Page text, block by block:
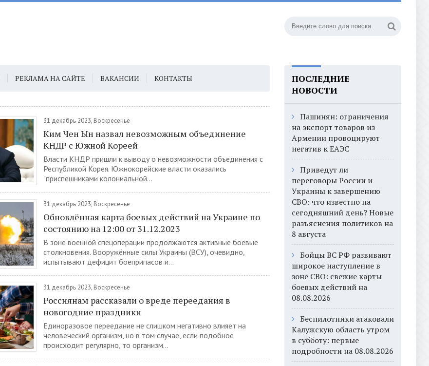
РЕКЛАМА НА САЙТЕ ВАКАНСИИ КОНТАКТЫ
31 декабрь 2023, Воскресенье
Ким Чен Ын назвал невозможным объединение
КНДР с Южной Кореей
Власти КНДР пришли к выводу о невозможности объединения с
Республикой Корея. Южнокорейские власти оказались
"приспешниками колониальной...
31 декабрь 2023, Воскресенье
Обновлённая карта боевых действий на Украине по
состоянию на 12:00 от 31.12.2023
В зоне военной спецоперации продолжаются активные боевые
столкновения. Вооружённые силы Украины (ВСУ), очевидно,
испытывают дефицит боеприпасов и...
31 декабрь 2023, Воскресенье
Россиянам рассказали о вреде переедания в
новогодние праздники
Единоразовое переедание не слишком негативно влияет на
человеческий организм, но в том случае, если подобное
происходит регулярно, то организм...
ПОСЛЕДНИЕ
НОВОСТИ
Пашинян: ограничения
на экспорт товаров из
Армении провоцируют
негатив к ЕАЭС
Приведут ли
переговоры России и
Украины к завершению
СВО: что известно на
сегодняшний день? Новые
разъяснения политиков на
8 августа
Бойцы ВС РФ развивают
широкое наступление в
зоне СВО: свежие карты
боевых действий на
08.08.2026
Беспилотники атаковали
Калужскую область утром
в субботу: первые
подробности на 08.08.2026